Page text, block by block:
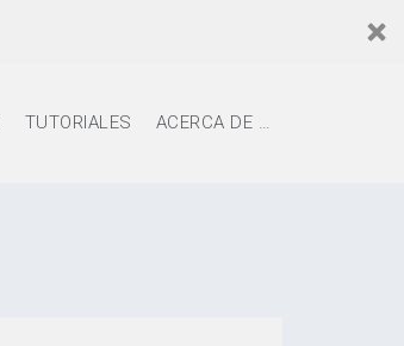
TUTORIALES ACERCA DE …